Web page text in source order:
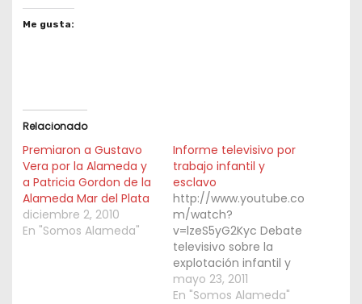
Me gusta:
Relacionado
Premiaron a Gustavo
Vera por la Alameda y
a Patricia Gordon de la
Alameda Mar del Plata
diciembre 2, 2010
En "Somos Alameda"
Informe televisivo por
trabajo infantil y
esclavo
http://www.youtube.co
m/watch?
v=lzeS5yG2Kyc Debate
televisivo sobre la
explotación infantil y
esclava en nuestro
país. La Alameda
mayo 23, 2011
En "Somos Alameda"